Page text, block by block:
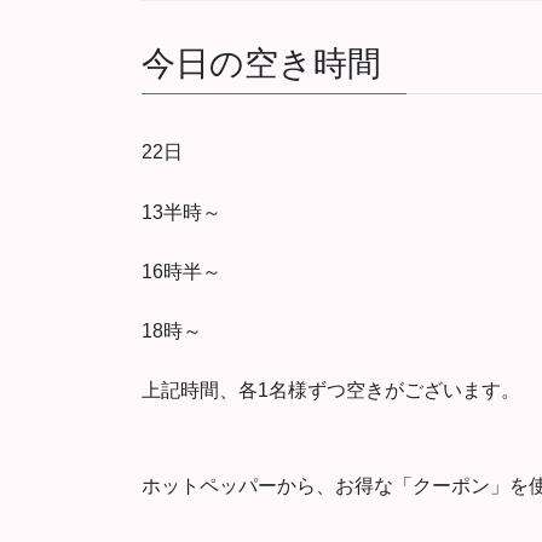
今日の空き時間
22日
13半時～
16時半～
18時～
上記時間、各1名様ずつ空きがございます。
ホットペッパーから、お得な「クーポン」を